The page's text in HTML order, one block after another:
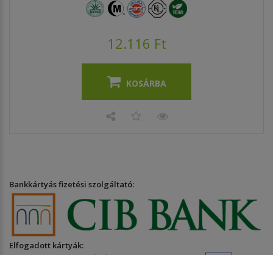
12.116 Ft
KOSÁRBA
Bankkártyás fizetési szolgáltató:
Elfogadott kártyák: